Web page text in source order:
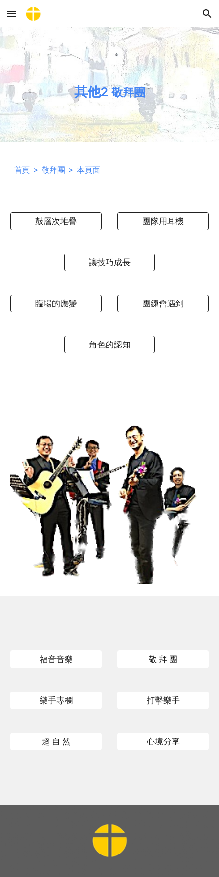
Skip to main content Skip to navigation
其他2敬拜團
首頁 >敬拜團 > 本頁面
鼓層次堆疊 團隊用耳機
讓技巧成長
臨場的應變 團練會遇到
角色的認知
福音音樂 敬 拜 團
樂手專欄 打擊樂手
超 自 然 心境分享